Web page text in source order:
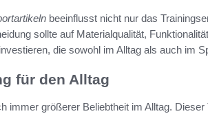
beeinflusst nicht nur das
sollte auf Materialqualität,
die sowohl im Alltag als auch im
für den Alltag
immer größerer Beliebtheit im Alltag.